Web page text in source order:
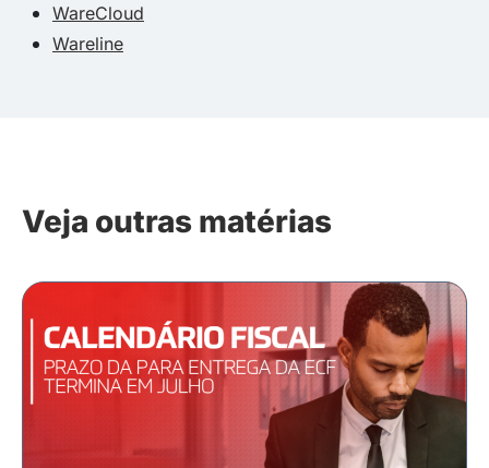
WareCloud
Wareline
Veja outras matérias